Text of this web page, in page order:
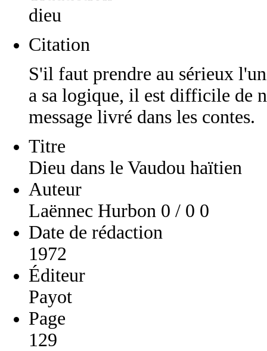
dieu
Citation
S'il faut prendre au sérieux
a sa logique, il est difficile de
message livré dans les contes.
Titre
Dieu dans le Vaudou haïtien
Auteur
Laënnec Hurbon 0 / 0 0
Date de rédaction
1972
Éditeur
Payot
Page
129